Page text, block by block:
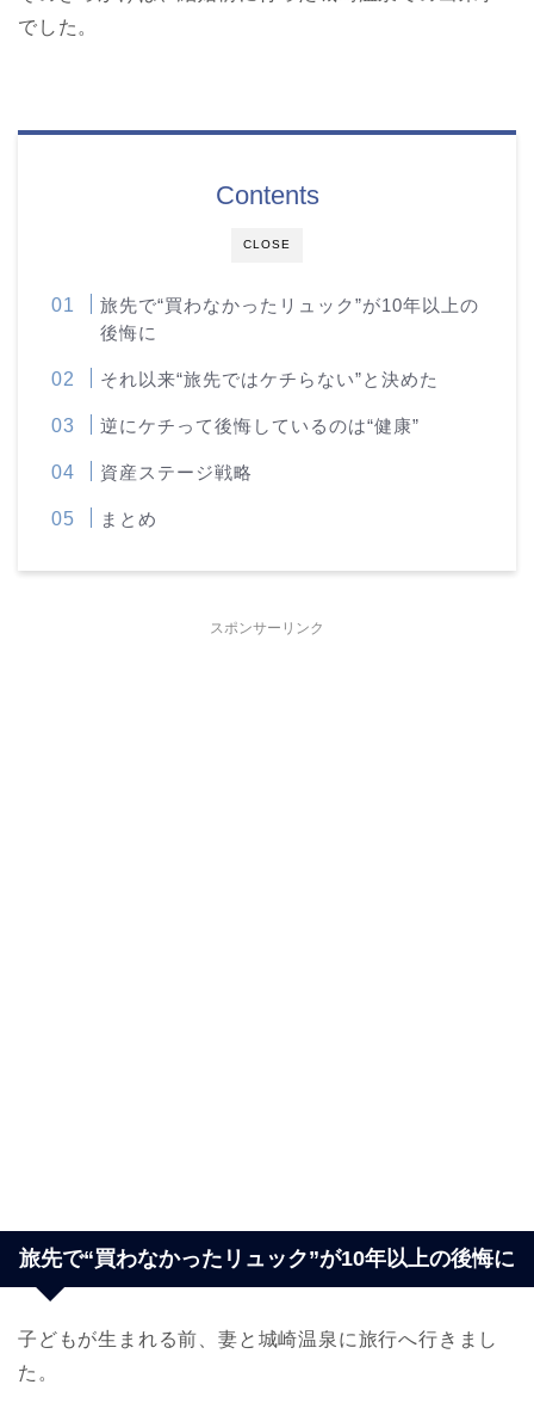
でした。
CLOSE
Contents
旅先で“買わなかったリュック”が10年以上の
後悔に
それ以来“旅先ではケチらない”と決めた
逆にケチって後悔しているのは“健康”
資産ステージ戦略
まとめ
スポンサーリンク
旅先で“買わなかったリュック”が10年以上の後悔に
子どもが生まれる前、妻と城崎温泉に旅行へ行きまし
た。